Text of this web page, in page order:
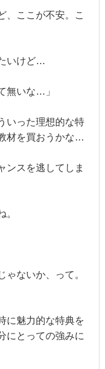
、ここが不安。こ
いけど…
無いな…」
いった理想的な特
材を買おうかな…
ンスを逃してしま
。
ゃないか、って。
に魅力的な特典を
にとっての強みに